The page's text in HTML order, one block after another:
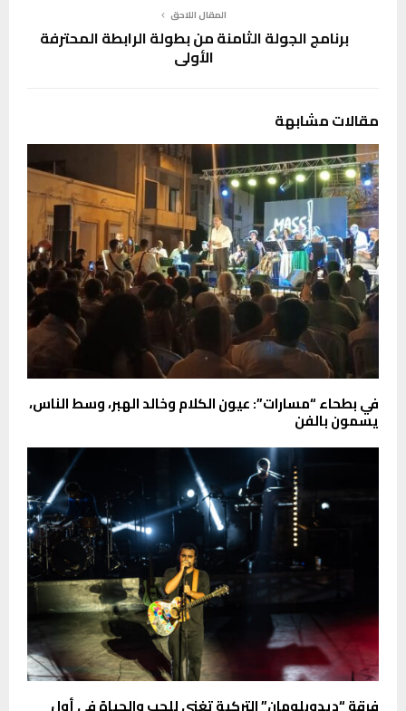
المقال اللاحق
برنامج الجولة الثامنة من بطولة الرابطة المحترفة
الأولى
مقالات مشابهة
في بطحاء “مسارات”: عيون الكلام وخالد الهبر، وسط الناس،
يسمون بالفن